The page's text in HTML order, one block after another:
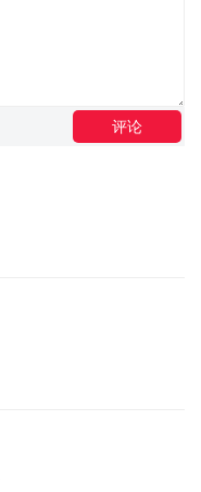
评论